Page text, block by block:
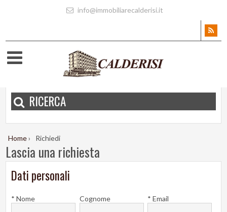
info@immobiliarecalderisi.it
RICERCA
Home› Richiedi
Lascia una richiesta
Dati personali
* Nome Cognome * Email